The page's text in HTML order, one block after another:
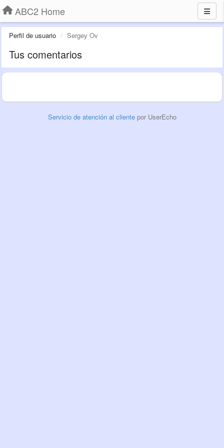
ABC2 Home
Perfil de usuario Sergey Ov
Tus comentarios
Servicio de atención al cliente por UserEcho